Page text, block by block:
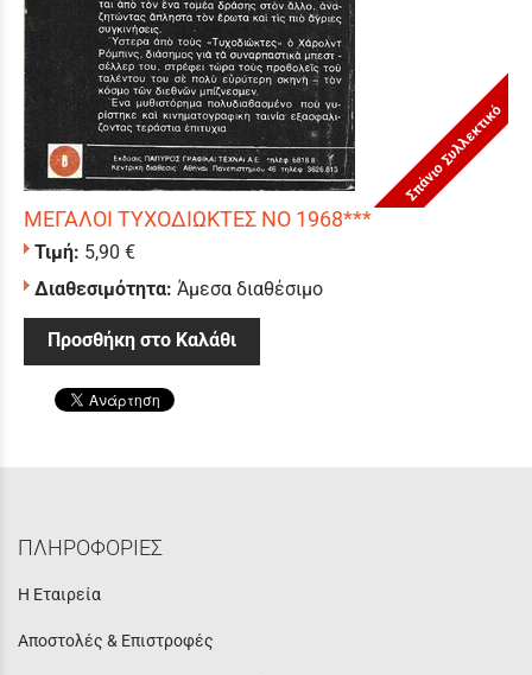
Σπάνιο Συλλεκτικό
ΜΕΓΑΛΟΙ ΤΥΧΟΔΙΩΚΤΕΣ ΝΟ 1968***
Τιμή: 5,90 €
Διαθεσιμότητα: Άμεσα διαθέσιμο
Προσθήκη στο Καλάθι
ΠΛΗΡΟΦΟΡΙΕΣ
Η Εταιρεία
Αποστολές & Επιστροφές